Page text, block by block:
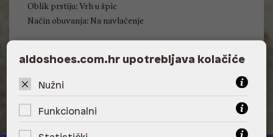
Oblik prstiju: Vrh u špic
Način obuvanja: Na navlačenje
aldoshoes.com.hr upotrebljava kolačiće
Nužni
Funkcionalni